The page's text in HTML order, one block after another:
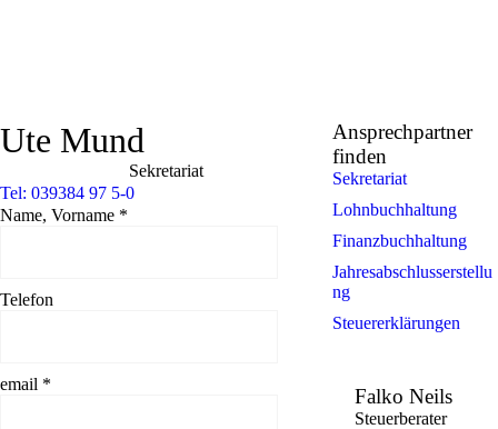
Ute Mund
Sekretariat
Tel: 039384 97 5-0
Name, Vorname *
Telefon
email *
Ansprechpartner
finden
Sekretariat
Lohnbuchhaltung
Finanzbuchhaltung
Jahresabschlusserstellu
ng
Steuererklärungen
Falko Neils
Steuerberater